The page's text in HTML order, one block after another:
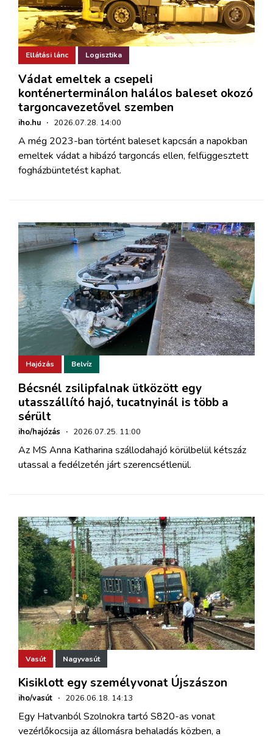
Ellátási lánc Logisztika
Vádat emeltek a csepeli
konténerterminálon halálos baleset okozó
targoncavezetővel szemben
iho.hu · 2026.07.28. 14:00
A még 2023-ban történt baleset kapcsán a napokban
emeltek vádat a hibázó targoncás ellen, felfüggesztett
fogházbüntetést kaphat.
Hajózás Belvíz
Bécsnél zsilipfalnak ütközött egy
utasszállító hajó, tucatnyinál is több a
sérült
iho/hajózás · 2026.07.25. 11:00
Az MS Anna Katharina szállodahajó körülbelül kétszáz
utassal a fedélzetén járt szerencsétlenül.
Vasút Nagyvasút
Kisiklott egy személyvonat Újszászon
iho/vasút · 2026.06.18. 14:13
Egy Hatvanból Szolnokra tartó S820-as vonat
vezérlőkocsija az állomásra behaladás közben, a